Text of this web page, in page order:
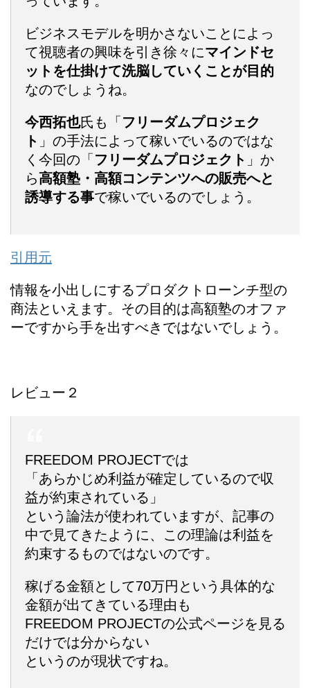
ビジネスモデルを明かさないことによっ
て視聴者の興味を引き徐々にマインドセ
ットを仕掛けて洗脳していくことが目的
なのでしょうね。
今西拓也氏も「 フリーダムプロジェク
ト 」の手法によって稼いでいるのではな
く今回の「 フリーダムプロジェクト 」か
ら高額塾・高額コンテンツへの販売へと
誘導する事で稼いでいるのでしょう。
引用元
情報を小出しにするプロダクトローンチ型の
商法といえます。その目的は高額塾のオファ
ーですから手を出すべきではないでしょう。
レビュー２
FREEDOM PROJECTでは
「あらかじめ利益が確定しているので収
益が約束されている」
という論法が使われていますが、記事の
中で見てきたように、この理論は利益を
約束するものではないのです。
稼げる金額として70万円という具体的な
金額が出てきている理由も
FREEDOM PROJECTの公式ページを見る
だけでは分からない
というのが現状ですね。